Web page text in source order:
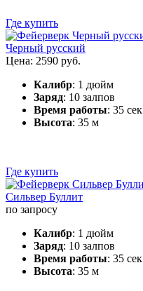
Где купить
Черный русский
Цена: 2590 руб.
Калибр: 1 дюйм
Заряд: 10 залпов
Время работы: 35 сек
Высота: 35 м
Где купить
Сильвер Буллит
по запросу
Калибр: 1 дюйм
Заряд: 10 залпов
Время работы: 35 сек
Высота: 35 м